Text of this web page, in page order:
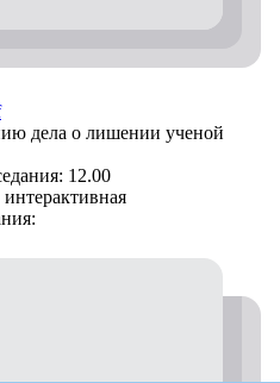
дела о лишении ученой
12.00
интерактивная